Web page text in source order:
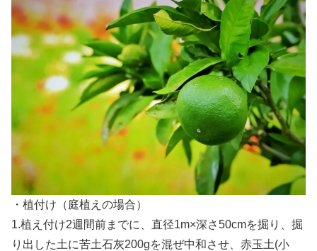
・植付け（庭植えの場合）
1.植え付け2週間前までに、直径1m×深さ50cmを掘り、掘
り出した土に苦土石灰200gを混ぜ中和させ、赤玉土(小